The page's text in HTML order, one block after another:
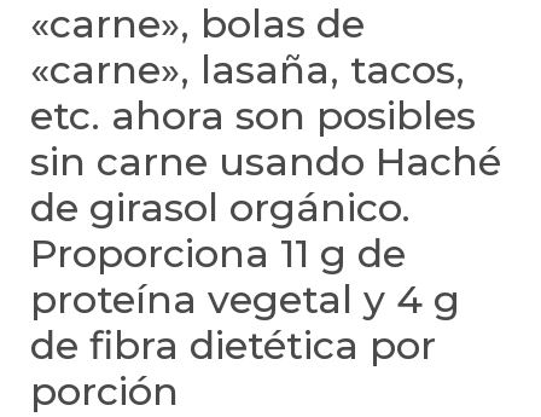
«carne», bolas de
«carne», lasaña, tacos,
etc. ahora son posibles
sin carne usando Haché
de girasol orgánico.
Proporciona 11 g de
proteína vegetal y 4 g
de fibra dietética por
porción